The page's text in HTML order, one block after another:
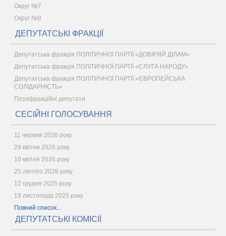
Округ №7
Округ №8
ДЕПУТАТСЬКІ ФРАКЦІЇ
Депутатська фракція ПОЛІТИЧНОЇ ПАРТІЇ «ДОВІРЯЙ ДІЛАМ»
Депутатська фракція ПОЛІТИЧНОЇ ПАРТІЇ «СЛУГА НАРОДУ»
Депутатська фракція ПОЛІТИЧНОЇ ПАРТІЇ «ЄВРОПЕЙСЬКА
СОЛІДАРНІСТЬ»
Позафракційні депутати
СЕСІЙНІ ГОЛОСУВАННЯ
11 червня 2026 року
29 квітня 2026 року
10 квітня 2026 року
25 лютого 2026 року
12 грудня 2025 року
19 листопада 2025 року
Повний список...
ДЕПУТАТСЬКІ КОМІСІЇ